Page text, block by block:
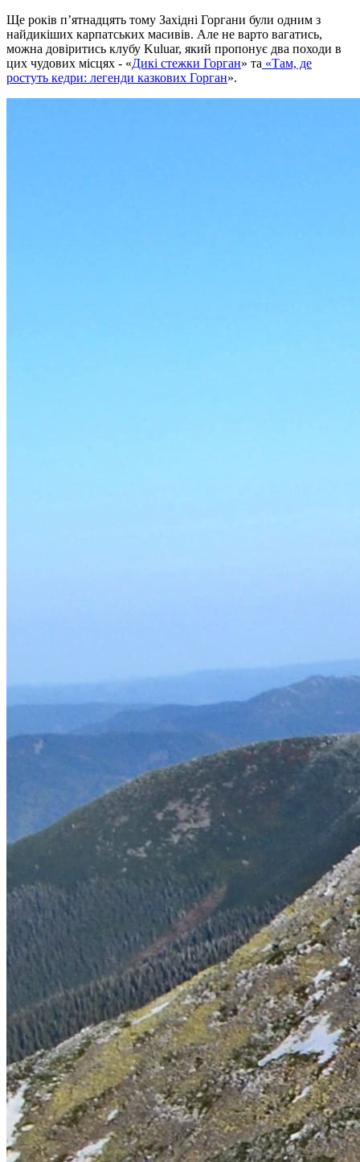
Ще років п’ятнадцять тому Західні Горгани були одним з
найдикіших карпатських масивів. Але не варто вагатись,
можна довіритись клубу Kuluar, який пропонує два походи в
цих чудових місцях - «Дикі стежки Горган» та «Там, де
ростуть кедри: легенди казкових Горган».